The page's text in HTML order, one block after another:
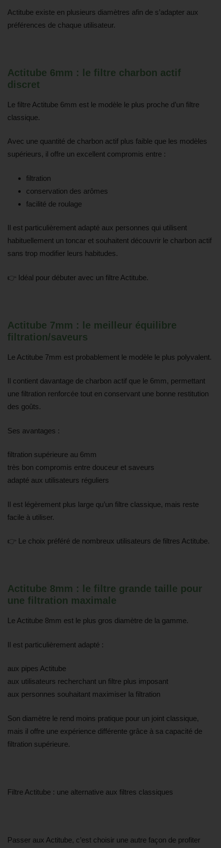
Actitube existe en plusieurs diamètres afin de s’adapter aux
préférences de chaque utilisateur.
Actitube 6mm : le filtre charbon actif
discret
Le filtre Actitube 6mm est le modèle le plus proche d’un filtre
classique.
Avec une quantité de charbon actif plus faible que les modèles
supérieurs, il offre un excellent compromis entre :
filtration
conservation des arômes
facilité de roulage
Il est particulièrement adapté aux personnes qui utilisent
habituellement un toncar et souhaitent découvrir le charbon actif
sans trop modifier leurs habitudes.
👉 Idéal pour débuter avec un filtre Actitube.
Actitube 7mm : le meilleur équilibre
filtration/saveurs
Le Actitube 7mm est probablement le modèle le plus polyvalent.
Il contient davantage de charbon actif que le 6mm, permettant
une filtration renforcée tout en conservant une bonne restitution
des goûts.
Ses avantages :
filtration supérieure au 6mm
très bon compromis entre douceur et saveurs
adapté aux utilisateurs réguliers
Il est légèrement plus large qu’un filtre classique, mais reste
facile à utiliser.
👉 Le choix préféré de nombreux utilisateurs de filtres Actitube.
Actitube 8mm : le filtre grande taille pour
une filtration maximale
Le Actitube 8mm est le plus gros diamètre de la gamme.
Il est particulièrement adapté :
aux pipes Actitube
aux utilisateurs recherchant un filtre plus imposant
aux personnes souhaitant maximiser la filtration
Son diamètre le rend moins pratique pour un joint classique,
mais il offre une expérience différente grâce à sa capacité de
filtration supérieure.
Filtre Actitube : une alternative aux filtres classiques
Passer aux Actitube, c’est choisir une autre façon de profiter